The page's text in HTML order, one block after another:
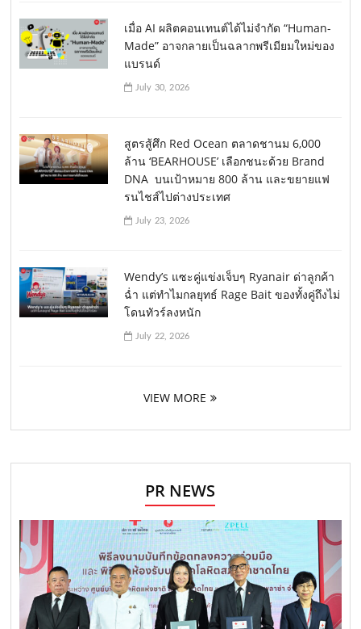
เมื่อ AI ผลิตคอนเทนต์ได้ไม่จำกัด “Human-
Made” อาจกลายเป็นฉลากพรีเมียมใหม่ของ
แบรนด์
July 30, 2026
สูตรสู้ศึก Red Ocean ตลาดชานม 6,000
ล้าน ‘BEARHOUSE’ เลือกชนะด้วย Brand
DNA บนเป้าหมาย 800 ล้าน และขยายแฟ
รนไชส์ไปต่างประเทศ
July 23, 2026
Wendy’s แซะคู่แข่งเจ็บๆ Ryanair ด่าลูกค้า
ฉ่ำ แต่ทำไมกลยุทธ์ Rage Bait ของทั้งคู่ถึงไม่
โดนทัวร์ลงหนัก
July 22, 2026
VIEW MORE
PR NEWS